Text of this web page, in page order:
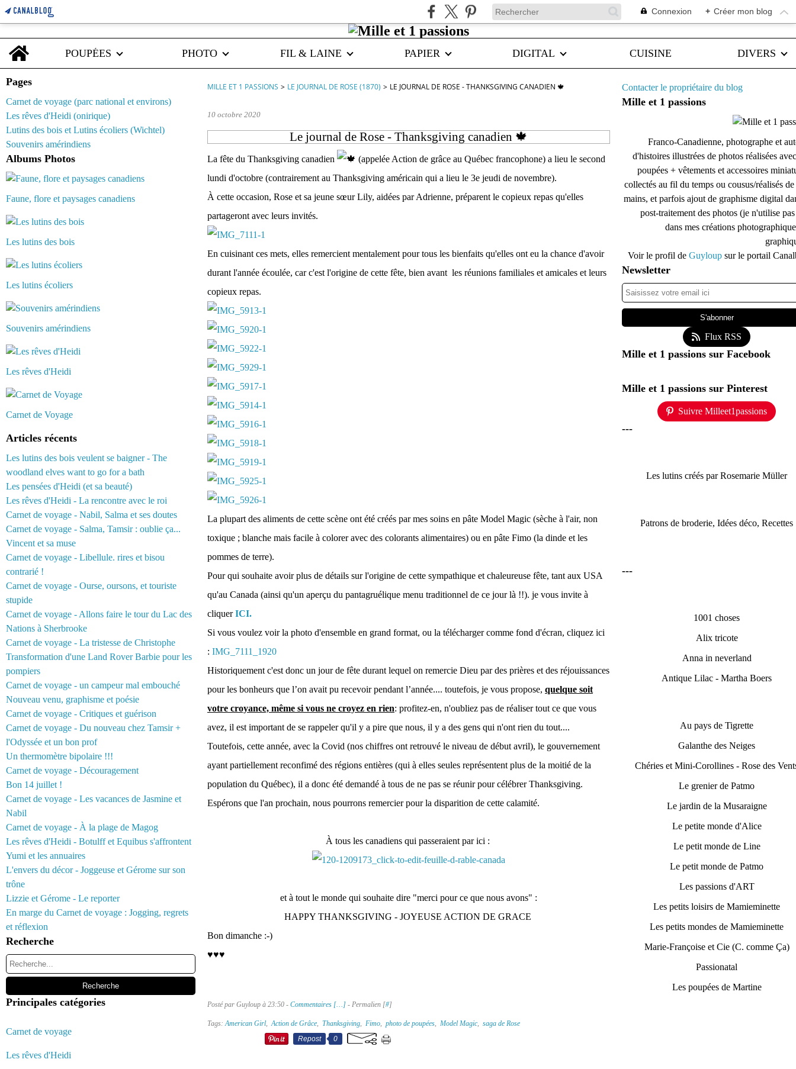
Connexion + Créer mon blog
Home
POUPÉES
PHOTO FIL & LAINE PAPIER DIGITAL CUISINE DIVERS
Pages
Carnet de voyage (parc national et environs)
Les rêves d'Heidi (onirique)
Lutins des bois et Lutins écoliers (Wichtel)
Souvenirs amérindiens
Albums Photos
Faune, flore et paysages canadiens
Les lutins des bois
Les lutins écoliers
Souvenirs amérindiens
Les rêves d'Heidi
Carnet de Voyage
Articles récents
Les lutins des bois veulent se baigner - The
woodland elves want to go for a bath
Les pensées d'Heidi (et sa beauté)
Les rêves d'Heidi - La rencontre avec le roi
Carnet de voyage - Nabil, Salma et ses doutes
Carnet de voyage - Salma, Tamsir : oublie ça...
Vincent et sa muse
Carnet de voyage - Libellule. rires et bisou
contrarié !
Carnet de voyage - Ourse, oursons, et touriste
stupide
Carnet de voyage - Allons faire le tour du Lac des
Nations à Sherbrooke
Carnet de voyage - La tristesse de Christophe
Transformation d'une Land Rover Barbie pour les
pompiers
Carnet de voyage - un campeur mal embouché
Nouveau venu, graphisme et poésie
Carnet de voyage - Critiques et guérison
Carnet de voyage - Du nouveau chez Tamsir +
l'Odyssée et un bon prof
Un thermomètre bipolaire !!!
Carnet de voyage - Découragement
Bon 14 juillet !
Carnet de voyage - Les vacances de Jasmine et
Nabil
Carnet de voyage - À la plage de Magog
Les rêves d'Heidi - Botulff et Equibus s'affrontent
Yumi et les annuaires
L'envers du décor - Joggeuse et Gérome sur son
trône
Lizzie et Gérome - Le reporter
En marge du Carnet de voyage : Jogging, regrets
et réflexion
Recherche
Principales catégories
Carnet de voyage
Les rêves d'Heidi
MILLE ET 1 PASSIONS > LE JOURNAL DE ROSE (1870) > LE JOURNAL DE ROSE - THANKSGIVING CANADIEN 🍁
10 octobre 2020
Le journal de Rose - Thanksgiving canadien 🍁
La fête du Thanksgiving canadien
(appelée Action de grâce au Québec francophone) a lieu le second
lundi d'octobre (contrairement au Thanksgiving américain qui a lieu le 3e jeudi de novembre).
À cette occasion, Rose et sa jeune sœur Lily, aidées par Adrienne, préparent le copieux repas qu'elles
partageront avec leurs invités.
En cuisinant ces mets, elles remercient mentalement pour tous les bienfaits qu'elles ont eu la chance d'avoir
durant l'année écoulée, car c'est l'origine de cette fête, bien avant les réunions familiales et amicales et leurs
copieux repas.
La plupart des aliments de cette scène ont été créés par mes soins en pâte Model Magic (sèche à l'air, non
toxique ; blanche mais facile à colorer avec des colorants alimentaires) ou en pâte Fimo (la dinde et les
pommes de terre).
Pour qui souhaite avoir plus de détails sur l'origine de cette sympathique et chaleureuse fête, tant aux USA
qu'au Canada (ainsi qu'un aperçu du pantagruélique menu traditionnel de ce jour là !!). je vous invite à
cliquerICI.
Si vous voulez voir la photo d'ensemble en grand format, ou la télécharger comme fond d'écran, cliquez ici
: IMG_7111_1920
Historiquement c'est donc un jour de fête durant lequel on remercie Dieu par des prières et des réjouissances
pour les bonheurs que l’on avait pu recevoir pendant l’année.... toutefois, je vous propose, quelque soit
votre croyance, même si vous ne croyez en rien: profitez-en, n'oubliez pas de réaliser tout ce que vous
avez, il est important de se rappeler qu'il y a pire que nous, il y a des gens qui n'ont rien du tout....
Toutefois, cette année, avec la Covid (nos chiffres ont retrouvé le niveau de début avril), le gouvernement
ayant partiellement reconfimé des régions entières (qui à elles seules représentent plus de la moitié de la
population du Québec), il a donc été demandé à tous de ne pas se réunir pour célébrer Thanksgiving.
Espérons que l'an prochain, nous pourrons remercier pour la disparition de cette calamité.
À tous les canadiens qui passeraient par ici :
et à tout le monde qui souhaite dire "merci pour ce que nous avons" :
HAPPY THANKSGIVING - JOYEUSE ACTION DE GRACE
Bon dimanche :-)
♥♥♥
Posté par Guyloup à 23:50 - Commentaires […] - Permalien [#]
Tags:American Girl,Action de Grâce, Thanksgiving, Fimo, photo de poupées, Model Magic, saga de Rose
Repost
0
Contacter le propriétaire du blog
Mille et 1 passions
Franco-Canadienne, photographe et
d'histoires illustrées de photos réalisées
poupées + vêtements et accessoires
collectés au fil du temps ou cousus/réalisés de
mains, et parfois ajout de graphisme digital
post-traitement des photos (je n'utilise
dans mes créations
Voir le profil de Guyloup sur le portail
Newsletter
Flux RSS
Mille et 1 passions sur Facebook
Mille et 1 passions sur Pinterest
Suivre Milleet1passions
---
Les lutins créés par Rosemarie Müller
Patrons de broderie, Idées déco, Recettes
---
1001 choses
Alix tricote
Anna in neverland
Antique Lilac - Martha Boers
Au pays de Tigrette
Galanthe des Neiges
Chéries et Mini-Corollines - Rose des
Le grenier de Patmo
Le jardin de la Musaraigne
Le petite monde d'Alice
Le petit monde de Line
Le petit monde de Patmo
Les passions d'ART
Les petits loisirs de Mamieminette
Les petits mondes de Mamieminette
Marie-Françoise et Cie (C. comme Ça)
Passionatal
Les poupées de Martine